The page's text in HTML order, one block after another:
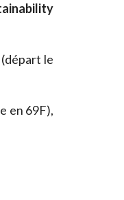
le
en 69F),